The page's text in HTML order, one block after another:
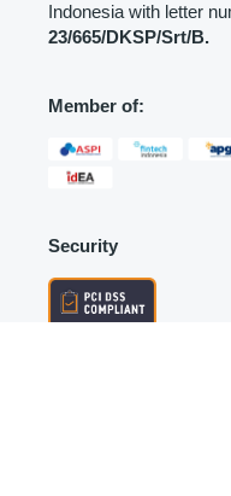
Indonesia with letter
23/665/DKSP/Srt/B.
Member of:
Security